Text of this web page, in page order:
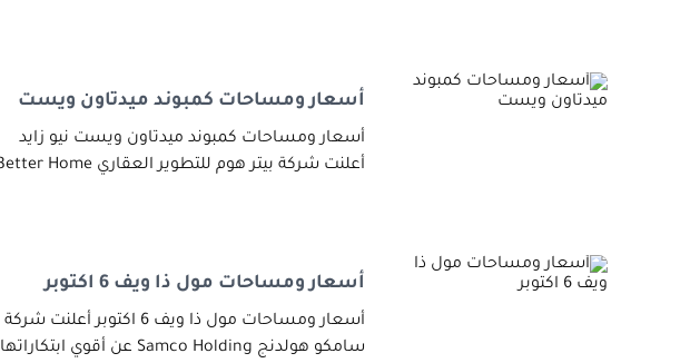
أسعار ومساحات كمبوند ميدتاون ويست
أسعار ومساحات كمبوند ميدتاون ويست نيو زايد
أعلنت شركة بيتر هوم للتطوير العقاري Better Home
أسعار ومساحات مول ذا ويف 6 اكتوبر
أسعار ومساحات مول ذا ويف 6 اكتوبر أعلنت شركة
سامكو هولدنج Samco Holding عن أقوي ابتكاراتها